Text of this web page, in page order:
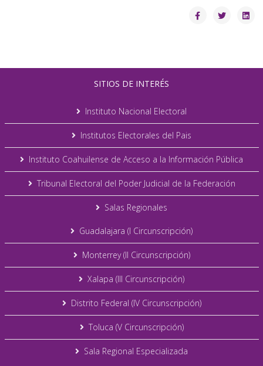
SITIOS DE INTERÉS
Instituto Nacional Electoral
Institutos Electorales del Pais
Instituto Coahuilense de Acceso a la Información Pública
Tribunal Electoral del Poder Judicial de la Federación
Salas Regionales
Guadalajara (I Circunscripción)
Monterrey (II Circunscripción)
Xalapa (III Circunscripción)
Distrito Federal (IV Circunscripción)
Toluca (V Circunscripción)
Sala Regional Especializada